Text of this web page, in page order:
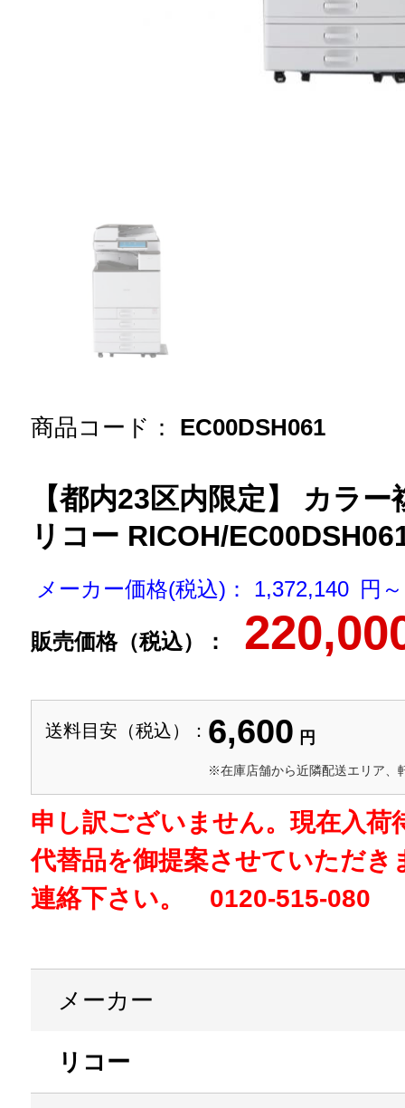
商品コード： EC00DSH061
【都内23区内限定】 カラ
リコー RICOH/
メーカー価格(税込)： 1,372,140 円～
販売価格（税込）：
送料目安（税込）： 6,600 円
※在庫店舗から近隣配送エリア、
申し訳ございません。現在入荷
代替品を御提案させていただき
連絡下さい。 0120-515-080
メーカー
リコー